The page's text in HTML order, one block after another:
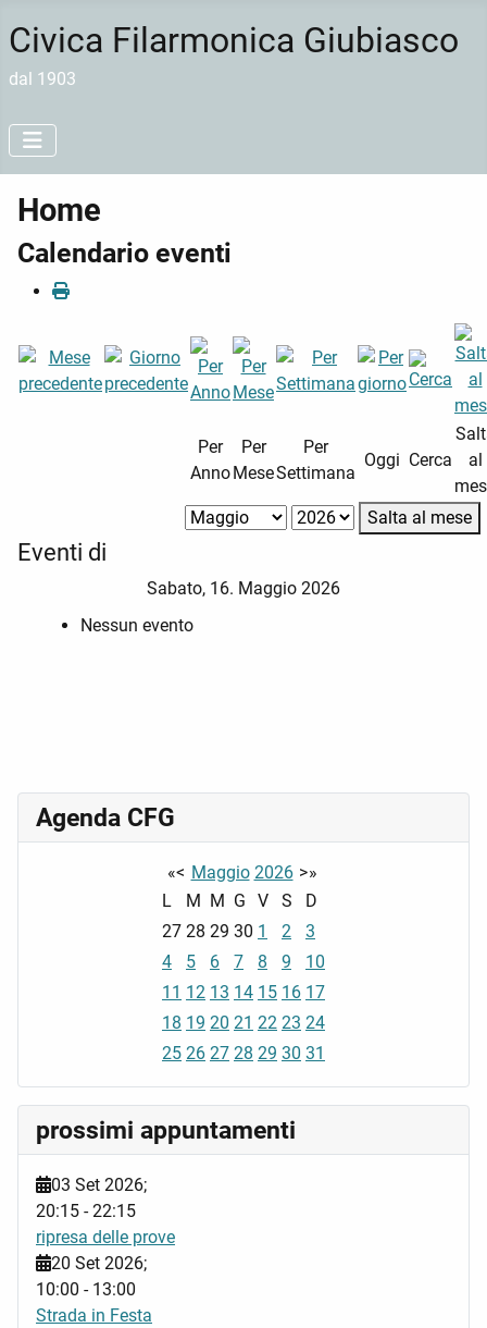
Civica Filarmonica Giubiasco
dal 1903
Home
Calendario eventi
Per
Anno
Per
Mese
Per
Settimana
Oggi Cerca
al
Salta al mese
Eventi di
Sabato, 16. Maggio 2026
Nessun evento
Agenda CFG
«< Maggio 2026 >»
L
M M G V S
D
27 28 29 30 1 2
3
4
5 6 7 8 9
10
11 12 13 14 15 16 17
18 19 20 21 22 23 24
25 26 27 28 29 30 31
prossimi appuntamenti
03 Set 2026;
20:15 -22:15
ripresa delle prove
20 Set 2026;
10:00 - 13:00
Strada in Festa